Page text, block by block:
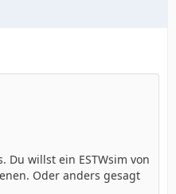
Du willst ein ESTWsim von
Oder anders gesagt